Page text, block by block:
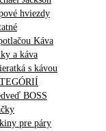
hviezdy
Káva
a káva
s kávou
BOSS
pre páry